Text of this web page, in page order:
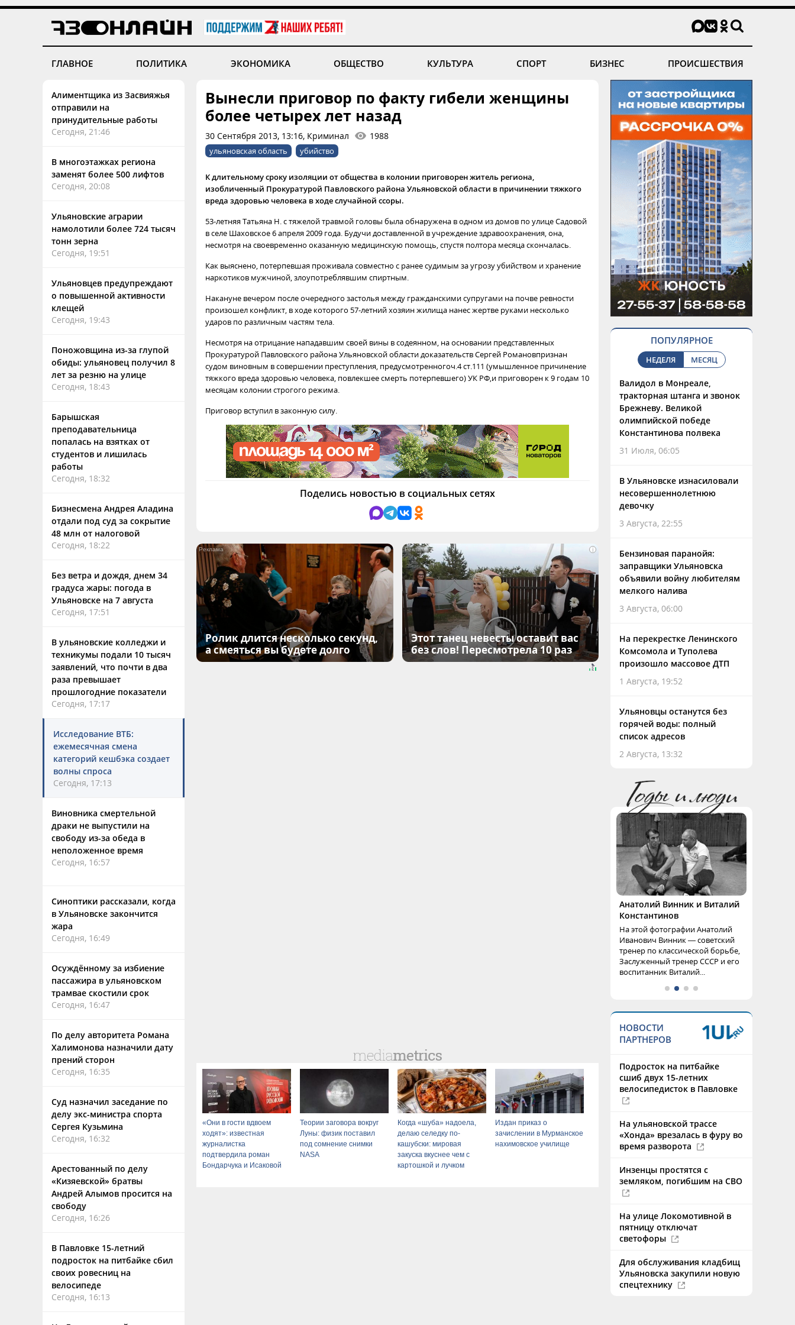
ГЛАВНОЕ ПОЛИТИКА ЭКОНОМИКА ОБЩЕСТВО КУЛЬТУРА СПОРТ БИЗНЕС ПРОИСШЕСТВИЯ
Алиментщика из Засвияжья
отправили на
принудительные работы
Сегодня, 21:46
В многоэтажках региона
заменят более 500 лифтов
Сегодня, 20:08
Ульяновские аграрии
намолотили более 724 тысяч
тонн зерна
Сегодня, 19:51
Ульяновцев предупреждают
о повышенной активности
клещей
Сегодня, 19:43
Поножовщина из-за глупой
обиды: ульяновец получил 8
лет за резню на улице
Сегодня, 18:43
Барышская
преподавательница
попалась на взятках от
студентов и лишилась
работы
Сегодня, 18:32
Бизнесмена Андрея Аладина
отдали под суд за сокрытие
48 млн от налоговой
Сегодня, 18:22
Без ветра и дождя, днем 34
градуса жары: погода в
Ульяновске на 7 августа
Сегодня, 17:51
В ульяновские колледжи и
техникумы подали 10 тысяч
заявлений, что почти в два
раза превышает
прошлогодние показатели
Сегодня, 17:17
Исследование ВТБ:
ежемесячная смена
категорий кешбэка создает
волны спроса
Сегодня, 17:13
Виновника смертельной
драки не выпустили на
свободу из-за обеда в
неположенное время
Сегодня, 16:57
Синоптики рассказали, когда
в Ульяновске закончится
жара
Сегодня, 16:49
Осуждённому за избиение
пассажира в ульяновском
трамвае скостили срок
Сегодня, 16:47
По делу авторитета Романа
Халимонова назначили дату
прений сторон
Сегодня, 16:35
Суд назначил заседание по
делу экс-министра спорта
Сергея Кузьмина
Сегодня, 16:32
Арестованный по делу
«Кизяевской» братвы
Андрей Алымов просится на
свободу
Сегодня, 16:26
В Павловке 15-летний
подросток на питбайке сбил
своих ровесниц на
велосипеде
Сегодня, 16:13
Вынесли приговор по факту гибели женщины
более четырех лет назад
30 Сентября 2013, 13:16, Криминал 1988
ульяновская область убийство
К длительному сроку изоляции от общества в колонии приговорен житель региона,
изобличенный Прокуратурой Павловского района Ульяновской области в причинении тяжкого
вреда здоровью человека в ходе случайной ссоры.
53-летняя Татьяна Н. с тяжелой травмой головы была обнаружена в одном из домов по улице Садовой
в селе Шаховское 6 апреля 2009 года. Будучи доставленной в учреждение здравоохранения, она,
несмотря на своевременно оказанную медицинскую помощь, спустя полтора месяца скончалась.
Как выяснено, потерпевшая проживала совместно с ранее судимым за угрозу убийством и хранение
наркотиков мужчиной, злоупотреблявшим спиртным.
Накануне вечером после очередного застолья между гражданскими супругами на почве ревности
произошел конфликт, в ходе которого 57-летний хозяин жилища нанес жертве руками несколько
ударов по различным частям тела.
Несмотря на отрицание нападавшим своей вины в содеянном, на основании представленных
Прокуратурой Павловского района Ульяновской области доказательств Сергей Романовпризнан
судом виновным в совершении преступления, предусмотренногоч.4 ст.111 (умышленное причинение
тяжкого вреда здоровью человека, повлекшее смерть потерпевшего) УК РФ,и приговорен к 9 годам 10
месяцам колонии строгого режима.
Приговор вступил в законную силу.
Поделись новостью в социальных сетях
i
Ролик длится несколько секунд,
а смеяться вы будете долго
i
Этот танец невесты оставит вас
без слов! Пересмотрела 10 раз
«Они в гости вдвоем
ходят»: известная
журналистка
подтвердила роман
Бондарчука и Исаковой
Теории заговора вокруг
Луны: физик поставил
под сомнение снимки
NASA
Когда «шуба» надоела,
делаю селедку по-
кашубски: мировая
закуска вкуснее чем с
картошкой и лучком
Издан приказ о
зачислении в Мурманское
нахимовское училище
ПОПУЛЯРНОЕ
НЕДЕЛЯ МЕСЯЦ
Валидол в Монреале,
тракторная штанга и звонок
Брежневу. Великой
олимпийской победе
Константинова полвека
31 Июля, 06:05
В Ульяновске изнасиловали
несовершеннолетнюю
девочку
3 Августа, 22:55
Бензиновая паранойя:
заправщики Ульяновска
объявили войну любителям
мелкого налива
3 Августа, 06:00
На перекрестке Ленинского
Комсомола и Туполева
произошло массовое ДТП
1 Августа, 19:52
Ульяновцы останутся без
горячей воды: полный
список адресов
2 Августа, 13:32
Анатолий Винник и Виталий
Константинов
На этой фотографии Анатолий
Иванович Винник — советский
тренер по классической борьбе,
Заслуженный тренер СССР и его
воспитанник Виталий...
НОВОСТИ
ПАРТНЕРОВ
Подросток на питбайке
сшиб двух 15-летних
велосипедисток в Павловке
На ульяновской трассе
«Хонда» врезалась в фуру во
время разворота
Инзенцы простятся с
земляком, погибшим на СВО
На улице Локомотивной в
пятницу отключат
светофоры
Для обслуживания кладбищ
Ульяновска закупили новую
спецтехнику